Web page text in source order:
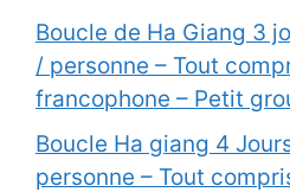
Boucle de Ha Giang 3
/ personne – Tout
francophone – Petit
Boucle Ha giang 4
personne – Tout